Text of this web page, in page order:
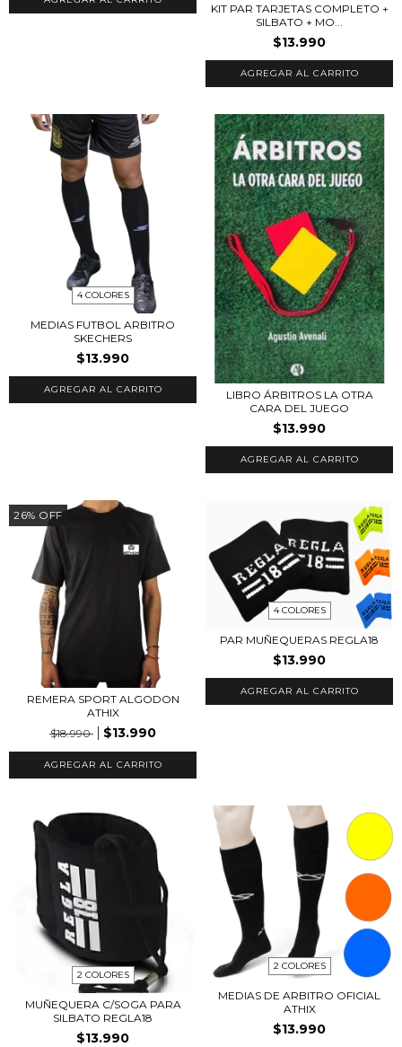
KIT PAR TARJETAS COMPLETO +
SILBATO + MO...
$13.990
4 COLORES
MEDIAS FUTBOL ARBITRO
SKECHERS
$13.990
AGREGAR AL CARRITO
LIBRO ÁRBITROS LA OTRA
CARA DEL JUEGO
$13.990
26% OFF
REMERA SPORT ALGODON
ATHIX
$18.990
$13.990
AGREGAR AL CARRITO
4 COLORES
PAR MUÑEQUERAS REGLA18
$13.990
AGREGAR AL CARRITO
2 COLORES
MUÑEQUERA C/SOGA PARA
SILBATO REGLA18
$13.990
2 COLORES
MEDIAS DE ARBITRO OFICIAL
ATHIX
$13.990